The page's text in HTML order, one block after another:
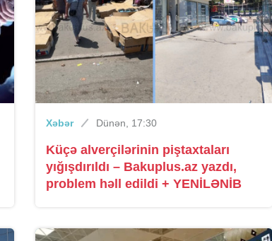
Xəbər Dünən, 17:30
Küçə alverçilərinin piştaxtaları
yığışdırıldı – Bakuplus.az yazdı,
problem həll edildi + YENİLƏNİB